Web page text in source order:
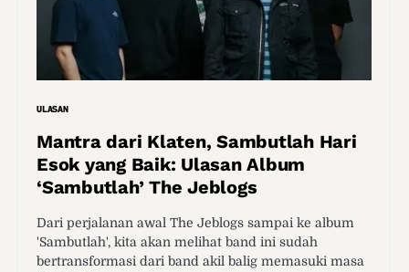
ULASAN
Mantra dari Klaten, Sambutlah Hari
Esok yang Baik: Ulasan Album
‘Sambutlah’ The Jeblogs
Dari perjalanan awal The Jeblogs sampai ke album
'Sambutlah', kita akan melihat band ini sudah
bertransformasi dari band akil balig memasuki masa